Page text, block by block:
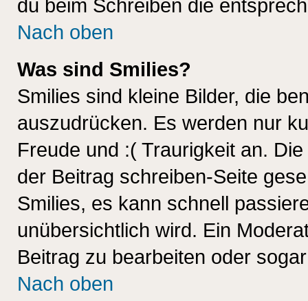
du beim Schreiben die
Nach oben
Was sind Smilies?
Smilies sind kleine Bilder, die
auszudrücken. Es werden nur
Freude und :( Traurigkeit an.
der Beitrag schreiben-Seite
Smilies, es kann schnell
unübersichtlich wird. Ein
Beitrag zu bearbeiten oder
Nach oben